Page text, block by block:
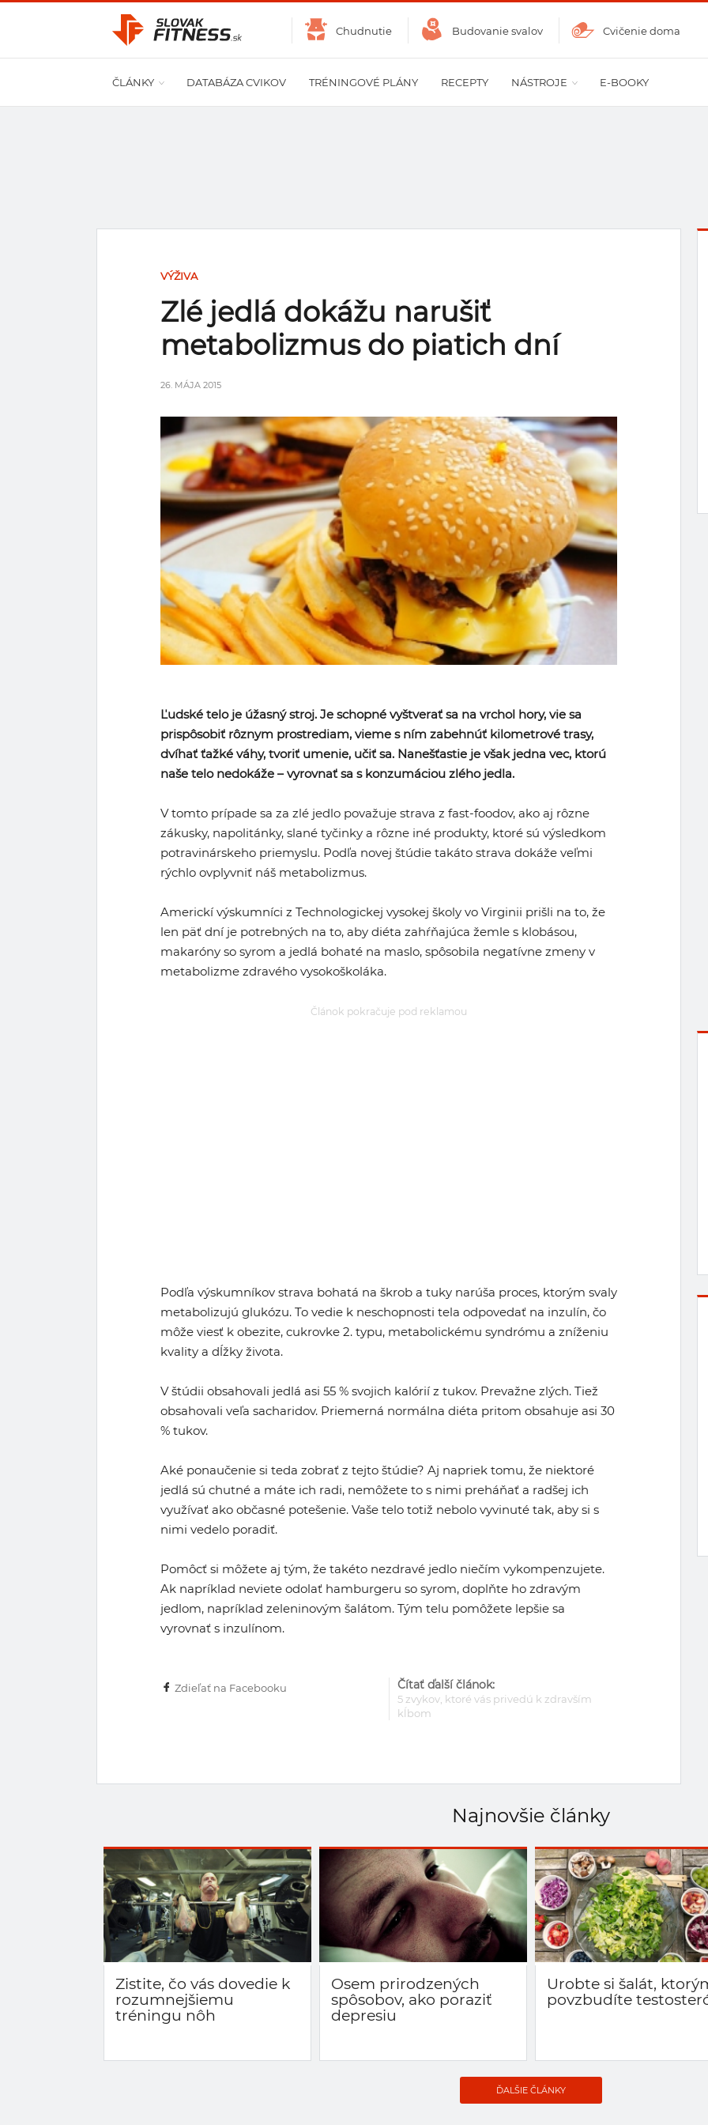
Chudnutie Budovanie svalov Cvičenie doma
ČLÁNKY DATABÁZA CVIKOV TRÉNINGOVÉ PLÁNY RECEPTY NÁSTROJE E-BOOKY
VÝŽIVA
Zlé jedlá dokážu narušiť
metabolizmus do piatich dní
26. MÁJA 2015
Ľudské telo je úžasný stroj. Je schopné vyštverať sa na vrchol hory, vie sa
prispôsobiť rôznym prostrediam, vieme s ním zabehnúť kilometrové trasy,
dvíhať ťažké váhy, tvoriť umenie, učiť sa. Nanešťastie je však jedna vec, ktorú
naše telo nedokáže – vyrovnať sa s konzumáciou zlého jedla.
V tomto prípade sa za zlé jedlo považuje strava z fast-foodov, ako aj rôzne
zákusky, napolitánky, slané tyčinky a rôzne iné produkty, ktoré sú výsledkom
potravinárskeho priemyslu. Podľa novej štúdie takáto strava dokáže veľmi
rýchlo ovplyvniť náš metabolizmus.
Americkí výskumníci z Technologickej vysokej školy vo Virginii prišli na to, že
len päť dní je potrebných na to, aby diéta zahŕňajúca žemle s klobásou,
makaróny so syrom a jedlá bohaté na maslo, spôsobila negatívne zmeny v
metabolizme zdravého vysokoškoláka.
Článok pokračuje pod reklamou
Podľa výskumníkov strava bohatá na škrob a tuky narúša proces, ktorým svaly
metabolizujú glukózu. To vedie k neschopnosti tela odpovedať na inzulín, čo
môže viesť k obezite, cukrovke 2. typu, metabolickému syndrómu a zníženiu
kvality a dĺžky života.
V štúdii obsahovali jedlá asi 55 % svojich kalórií z tukov. Prevažne zlých. Tiež
obsahovali veľa sacharidov. Priemerná normálna diéta pritom obsahuje asi 30
% tukov.
Aké ponaučenie si teda zobrať z tejto štúdie? Aj napriek tomu, že niektoré
jedlá sú chutné a máte ich radi, nemôžete to s nimi preháňať a radšej ich
využívať ako občasné potešenie. Vaše telo totiž nebolo vyvinuté tak, aby si s
nimi vedelo poradiť.
Pomôcť si môžete aj tým, že takéto nezdravé jedlo niečím vykompenzujete.
Ak napríklad neviete odolať hamburgeru so syrom, doplňte ho zdravým
jedlom, napríklad zeleninovým šalátom. Tým telu pomôžete lepšie sa
vyrovnať s inzulínom.
Čítať ďalší článok:
5 zvykov, ktoré vás privedú k zdravším
kĺbom
Zdieľať na Facebooku
Najnovšie články
Zistite, čo vás dovedie k
rozumnejšiemu
tréningu nôh
Osem prirodzených
spôsobov, ako poraziť
depresiu
Urobte si šalát,
povzbudíte
ĎALŠIE ČLÁNKY